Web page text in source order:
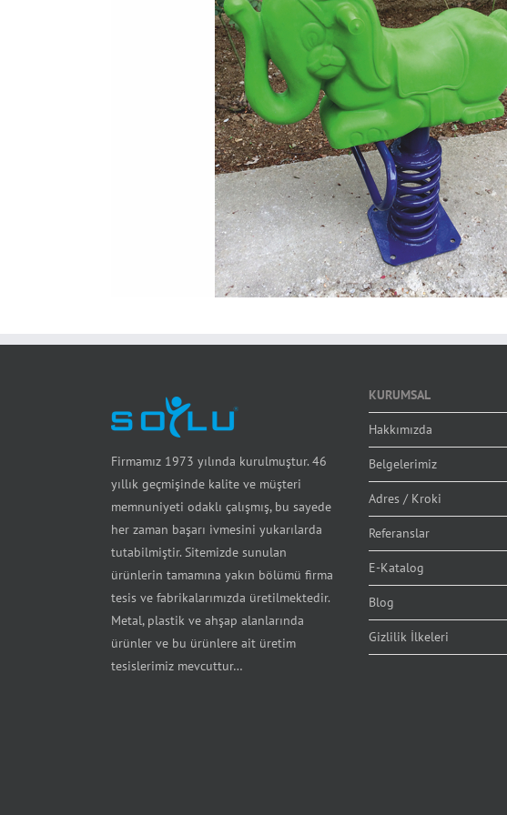
Firmamız 1973 yılında kurulmuştur. 46
yıllık geçmişinde kalite ve müşteri
memnuniyeti odaklı çalışmış, bu sayede
her zaman başarı ivmesini yukarılarda
tutabilmiştir. Sitemizde sunulan
ürünlerin tamamına yakın bölümü firma
tesis ve fabrikalarımızda üretilmektedir.
Metal, plastik ve ahşap alanlarında
ürünler ve bu ürünlere ait üretim
tesislerimiz mevcuttur…
KURUMSAL
Hakkımızda
Belgelerimiz
Adres / Kroki
Referanslar
E-Katalog
Blog
Gizlilik İlkeleri